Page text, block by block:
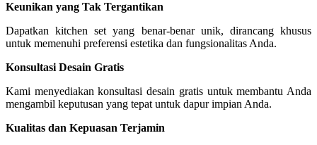
Keunikan yang Tak Tergantikan
Dapatkan kitchen set yang benar-benar unik, dirancang khusus
untuk memenuhi preferensi estetika dan fungsionalitas Anda.
Konsultasi Desain Gratis
Kami menyediakan konsultasi desain gratis untuk membantu Anda
mengambil keputusan yang tepat untuk dapur impian Anda.
Kualitas dan Kepuasan Terjamin